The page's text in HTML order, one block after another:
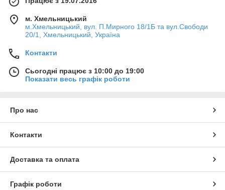
м. Хмельницький
м.Хмельницький, вул. П.Мирного 18/1Б та вул.Свободи
20/1, Хмельницький, Україна
Контакти
Сьогодні працює з 10:00 до 19:00
Показати весь графік роботи
Про нас
Контакти
Доставка та оплата
Графік роботи